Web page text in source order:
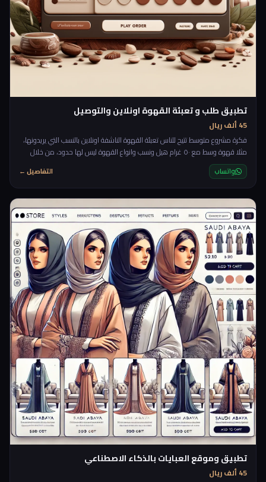
تطبيق طلب و تعبئة القهوة اونلاين والتوصيل
45 ألف ريال
فكرة مشروع متوسط تتيح للناس تعبئة القهوة الناشفة اونلاين بالنسب التي يريدونها،
مثلا قهوة وسط مع ٥٠ غرام هيل ونسب وانواع القهوة ليس لها حدود، من خلال
منصة تعبئة القهوة بامكان الزبائن تحديد النسب التي يريدونها لقهوتهم ثم تحديد
الكمية واضافة العنوان للتواصيل، ومن خلال المنصة ايضا يتم اظهار اخر الطلبيات التي
تمت وبامكان اشخاص اخرين نسخ النسب وطلبها لانفسهم.
واتساب التفاصيل ←
تطبيق وموقع العبايات بالذكاء الاصطناعي
45 ألف ريال